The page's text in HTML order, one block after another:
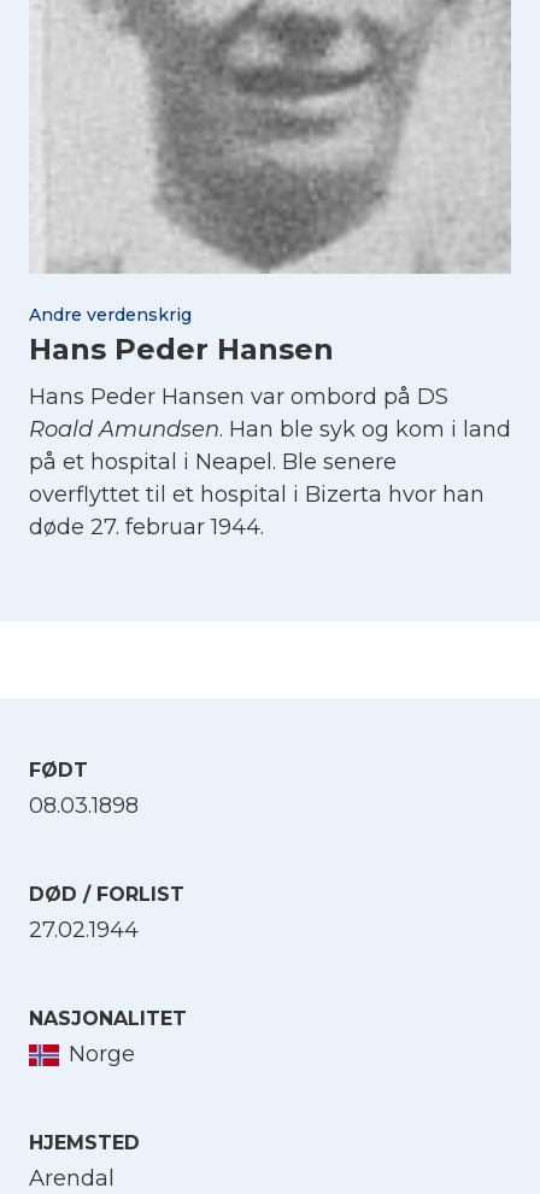
Andre verdenskrig
Hans Peder Hansen
Hans Peder Hansen var ombord på DS
Roald Amundsen. Han ble syk og kom i land
på et hospital i Neapel. Ble senere
overflyttet til et hospital i Bizerta hvor han
døde 27. februar 1944.
FØDT
08.03.1898
DØD / FORLIST
27.02.1944
NASJONALITET
Norge
HJEMSTED
Arendal
Velg språk